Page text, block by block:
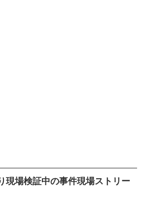
現場検証中の事件現場ストリー